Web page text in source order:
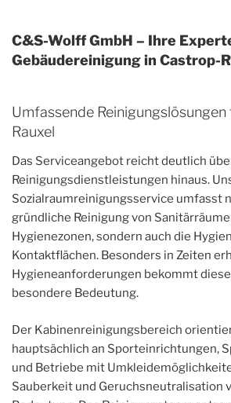
C&S-Wolff GmbH – Ihre
Gebäudereinigung in Castrop-
Umfassende
Rauxel
Das Serviceangebot reicht deutlich
Reinigungsdienstleistungen hinaus.
Sozialraumreinigungsservice umfasst
gründliche Reinigung von
Hygienezonen, sondern auch die
Kontaktflächen. Besonders in Zeiten
Hygieneanforderungen bekommt
besondere Bedeutung.
Der Kabinenreinigungsbereich
hauptsächlich an Sporteinrichtungen,
und Betriebe mit
Sauberkeit und Geruchsneutralisation